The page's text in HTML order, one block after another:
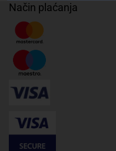
Način plaćanja